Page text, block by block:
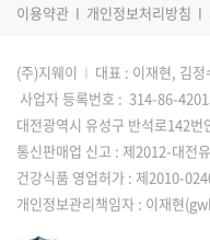
이용약관 I 개인정보처리방침 I
(주)지웨이 I 대표 : 이재현, 김정
사업자 등록번호 : 314-86-
대전광역시 유성구 반석로142번
통신판매업 신고 : 제2012-대전
건강식품 영업허가 : 제2010-
개인정보관리책임자 : 이재현